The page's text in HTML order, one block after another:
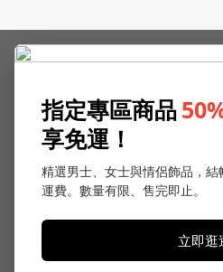
指定專區商品
享免運！
精選男士、女士與情侶飾品，
運費。數量有限、售完即止。
立即逛